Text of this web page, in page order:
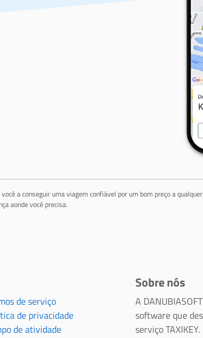
a conseguir uma viagem confiável por um bom preço a
aonde você precisa.
de serviço
de privacidade
de atividade
Sobre nós
A
software que
serviço TAXIKEY.